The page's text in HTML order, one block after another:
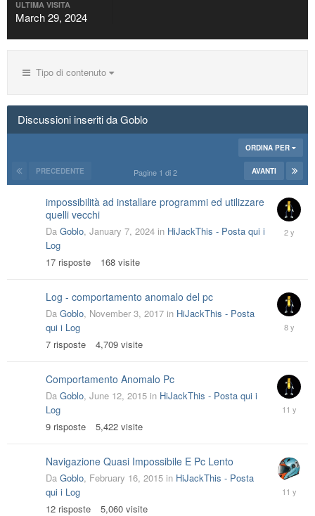
ULTIMA VISITA
March 29, 2024
Tipo di contenuto
Discussioni inseriti da Goblo
ORDINA PER
PRECEDENTE AVANTI
Pagine 1 di 2
impossibilità ad installare programmi ed utilizzare
quelli vecchi
Da Goblo, January 7, 2024 in HiJackThis - Posta qui i
Log
17 risposte 168 visite
March
29,
Log - comportamento anomalo del pc
Da Goblo, November 3, 2017 in HiJackThis - Posta
qui i Log
7 risposte 4,709 visite
Comportamento Anomalo Pc
Da Goblo, June 12, 2015 in HiJackThis - Posta qui i
Log
9 risposte 5,422 visite
June
21,
Navigazione Quasi Impossibile E Pc Lento
Da Goblo, February 16, 2015 in HiJackThis - Posta
qui i Log
12 risposte 5,060 visite
February
27,